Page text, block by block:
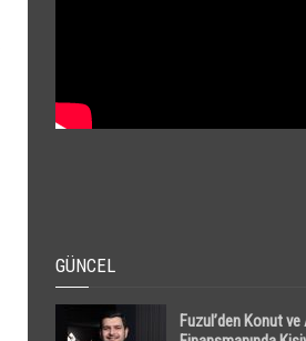
GÜNCEL
Fuzul’den Konut ve